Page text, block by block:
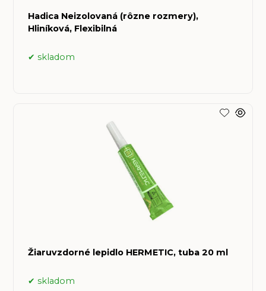
Hadica Neizolovaná (rôzne rozmery),
Hliníková, Flexibilná
skladom
Žiaruvzdorné lepidlo HERMETIC, tuba 20 ml
skladom